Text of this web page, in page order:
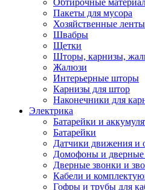
Пакеты для мусора
Хозяйственные ленты
Швабры
Щетки
Шторы, карнизы,
Жалюзи
Интерьерные шторы
Карнизы для штор
Наконечники для
Электрика
Батарейки и
Батарейки
Датчики движения и
Домофоны и дверные
Дверные звонки и
Кабели и
Гофры и трубы для